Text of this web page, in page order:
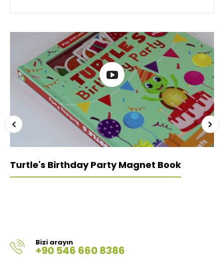
Turtle's Birthday Party Magnet Book
Bizi arayın
+90 546 660 8386